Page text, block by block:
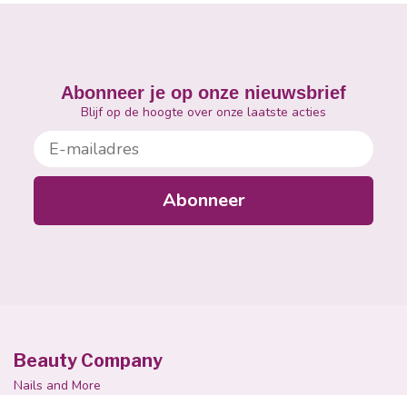
Abonneer je op onze nieuwsbrief
Blijf op de hoogte over onze laatste acties
E-mailadres
Abonneer
Beauty Company
Nails and More